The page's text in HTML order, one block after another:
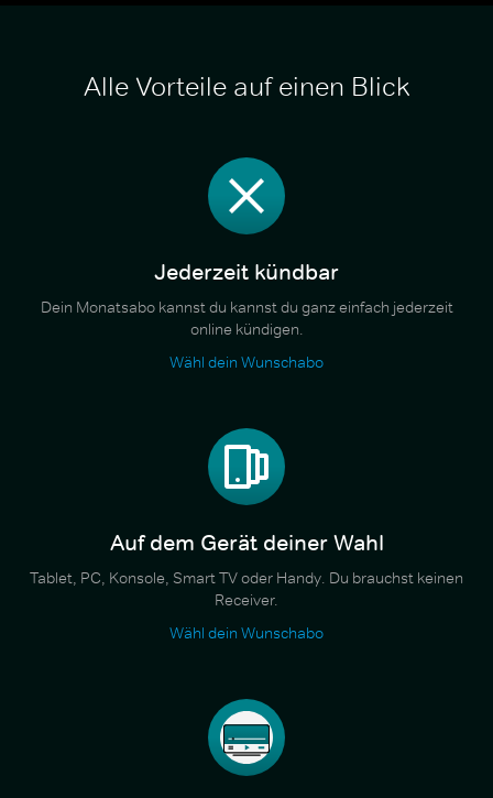
Alle Vorteile auf einen Blick
Jederzeit kündbar
Dein Monatsabo kannst du kannst du ganz einfach jederzeit
online kündigen.
Wähl dein Wunschabo
Auf dem Gerät deiner Wahl
Tablet, PC, Konsole, Smart TV oder Handy. Du brauchst keinen
Receiver.
Wähl dein Wunschabo